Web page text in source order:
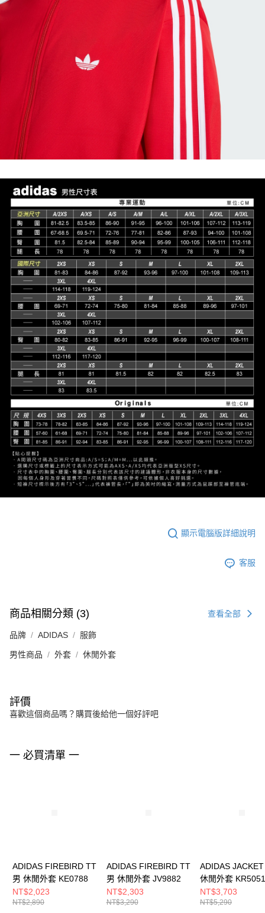
顯示電腦版詳細說明
客服
商品相關分類 (3) 查看全部
品牌 ADIDAS 服飾
男性商品 外套 休閒外套
評價
喜歡這個商品嗎？購買後給他一個好評吧
一 必買清單 一
ADIDAS FIREBIRD TT
男 休閒外套 KE0788
NT$2,023
NT$2,890
ADIDAS FIREBIRD TT
男 休閒外套 JV9882
NT$2,303
NT$3,290
ADIDAS
休閒外套 KR5051
NT$3,703
NT$5,290